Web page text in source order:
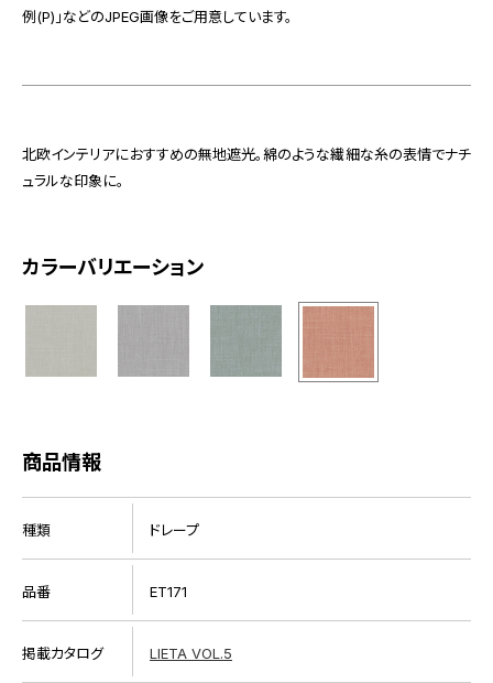
オフィスソリューション事業
例(P)」などのJPEG画像をご用意しています。
北欧インテリアにおすすめの無地遮光。綿のような繊細な糸の表情でナチ
ュラルな印象に。
カラーバリエーション
商品情報
種類 ドレープ
品番 ET171
掲載カタログ LIETA VOL.5